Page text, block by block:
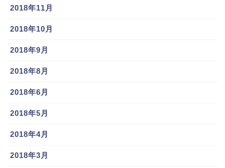
2018年11月
2018年10月
2018年9月
2018年8月
2018年6月
2018年5月
2018年4月
2018年3月